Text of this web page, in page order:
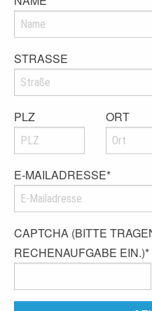
STRASSE
PLZ ORT
E-MAILADRESSE*
CAPTCHA (BITTE
RECHENAUFGABE EIN.)*